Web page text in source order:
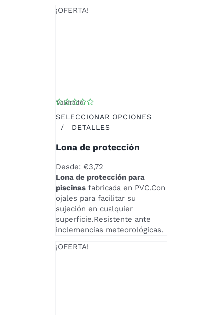
DE
¡OFERTA!
Valorado
SELECCIONAR OPCIONES
ESTE
TIENE
VARIANTES.
LAS
OPCIONES
SE
PUEDEN
ELEGIR
EN
PÁGINA
/ DETALLES
Lona de protección
Desde: €3,72
Lona de protección para
piscinas fabricada en PVC.Con
ojales para facilitar su
sujeción en cualquier
superficie.Resistente ante
inclemencias meteorológicas.
¡OFERTA!